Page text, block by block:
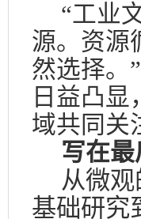
“工业
源。资源
然选择。
日益凸
域共同关
写在最
从微
基础研究